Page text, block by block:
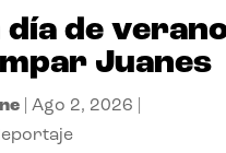
día de
Juanes
| Ago 2, 2026